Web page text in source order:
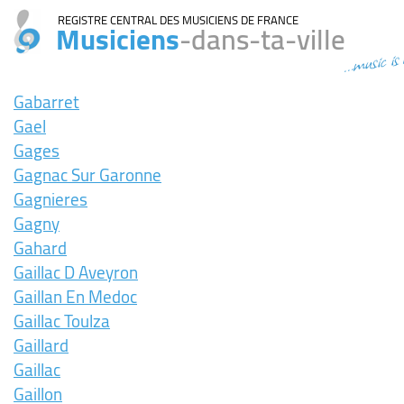
REGISTRE CENTRAL DES MUSICIENS DE FRANCE
Musiciens-dans-ta-ville...music
Gabarret
Gael
Gages
Gagnac Sur Garonne
Gagnieres
Gagny
Gahard
Gaillac D Aveyron
Gaillan En Medoc
Gaillac Toulza
Gaillard
Gaillac
Gaillon